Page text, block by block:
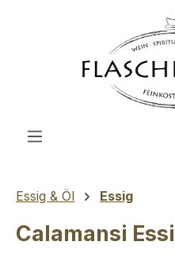
Essig & Öl Essig
Calamansi